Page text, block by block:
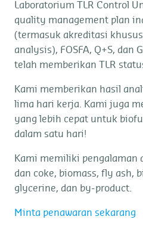
Laboratorium TLR Control
quality management plan
(termasuk akreditasi
analysis), FOSFA, Q+S, dan
telah memberikan TLR
Kami memberikan hasil
lima hari kerja. Kami juga
yang lebih cepat untuk
dalam satu hari!
Kami memiliki pengalaman
dan coke, biomass, fly ash,
glycerine, dan by-product.
Minta penawaran sekarang